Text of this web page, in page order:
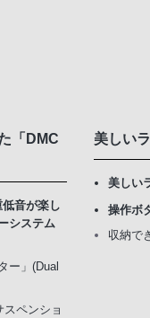
「DMC
音が楽し
システム
ー」(Dual
スペンショ
美しい
美しい
操作ボ
収納で